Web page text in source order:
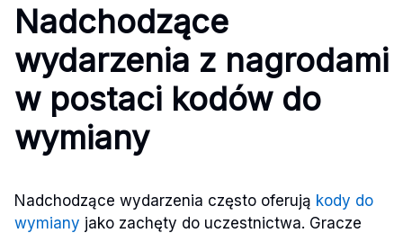
Nadchodzące
wydarzenia z nagrodami
w postaci kodów do
wymiany
Nadchodzące wydarzenia często oferują kody do
wymiany jako zachęty do uczestnictwa. Gracze